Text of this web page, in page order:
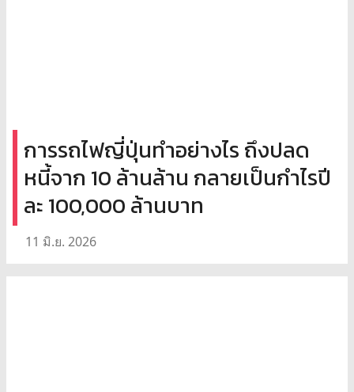
การรถไฟญี่ปุ่นทำอย่างไร ถึงปลด
หนี้จาก 10 ล้านล้าน กลายเป็นกำไรปี
ละ 100,000 ล้านบาท
11 มิ.ย. 2026